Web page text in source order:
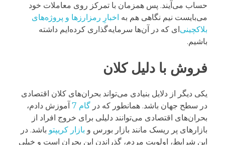
حساب می‌آیند. پس همزمان با تمرکز روی معاملات خود
می‌بایست نیم نگاهی هم به اخبارِ رمزارزها و پروژه‌های
بلاکچینی ‌ای که در آن‌ها سرمایه‌گذاری کرده‌ایم داشته
باشیم.
فروش با دلیل کلان
یکی دیگر از دلایل بنیادی می‌تواند بحران‌های کلان اقتصادی
در سطح جهان باشد. همانطور که در گام 7
آموزش دادم،
بحران‌های اقتصادی می‌توانند دلیلی برای خروج افراد از
بازارهای پر ریسک مانند بازار بورس و بازار کریپتو باشد. در
این شرایط، اولویتِ مردم، گذراندن این بحران است و خیلی